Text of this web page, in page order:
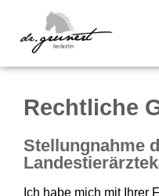
Rechtliche
Stellungnahme
Ich habe mich mit Ihrer